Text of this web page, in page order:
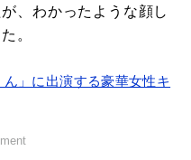
、わかったような顔し
。
ん」に出演する豪華女性キ